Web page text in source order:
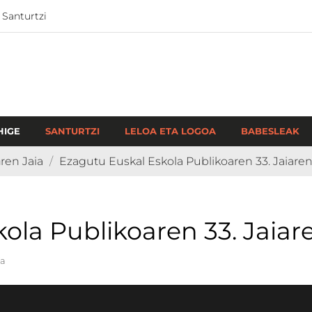
Santurtzi
SANTURTZI LELOA ETA LOGOA BABESLEAK
Jaia Ezagutu Euskal Eskola Publikoaren 33.
Publikoaren 33.